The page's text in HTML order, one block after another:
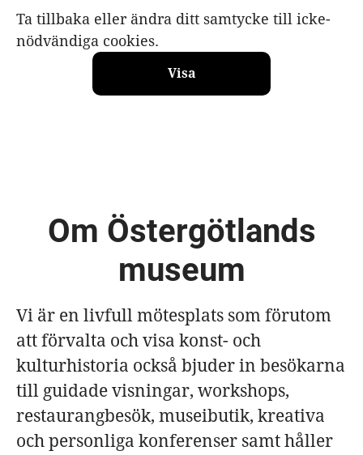
Ta tillbaka eller ändra ditt samtycke till icke-
nödvändiga cookies.
Visa
Om Östergötlands
museum
Vi är en livfull mötesplats som förutom
att förvalta och visa konst- och
kulturhistoria också bjuder in besökarna
till guidade visningar, workshops,
restaurangbesök, museibutik, kreativa
och personliga konferenser samt håller